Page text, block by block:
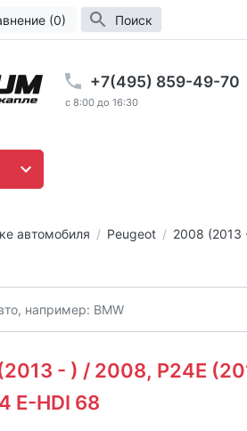
(0) Поиск
+7(495) 859-49-70
c 8:00 до 16:30
автомобиля Peugeot 2008 (2013
- ) / 2008, P24E
E-HDI 68